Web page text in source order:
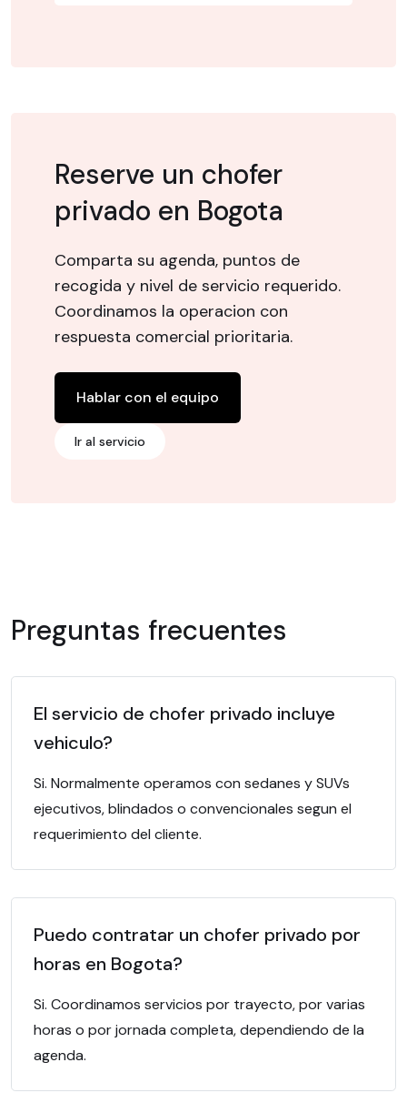
Reserve un chofer
privado en Bogota
Comparta su agenda, puntos de
recogida y nivel de servicio requerido.
Coordinamos la operacion con
respuesta comercial prioritaria.
Hablar con el equipo
Ir al servicio
Preguntas frecuentes
El servicio de chofer privado incluye
vehiculo?
Si. Normalmente operamos con sedanes y SUVs
ejecutivos, blindados o convencionales segun el
requerimiento del cliente.
Puedo contratar un chofer privado por
horas en Bogota?
Si. Coordinamos servicios por trayecto, por varias
horas o por jornada completa, dependiendo de la
agenda.